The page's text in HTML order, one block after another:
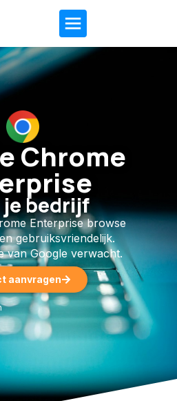
Chrome
bedrijf
Enterprise browse
gebruiksvriendelijk.
van Google verwacht.
aanvragen